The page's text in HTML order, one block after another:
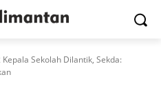
Kepala Sekolah Dilantik, Sekda: